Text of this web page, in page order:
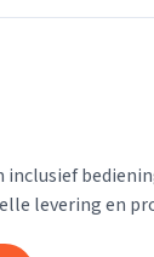
levering en